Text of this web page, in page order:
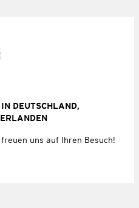
DEUTSCHLAND,
uns auf Ihren Besuch!